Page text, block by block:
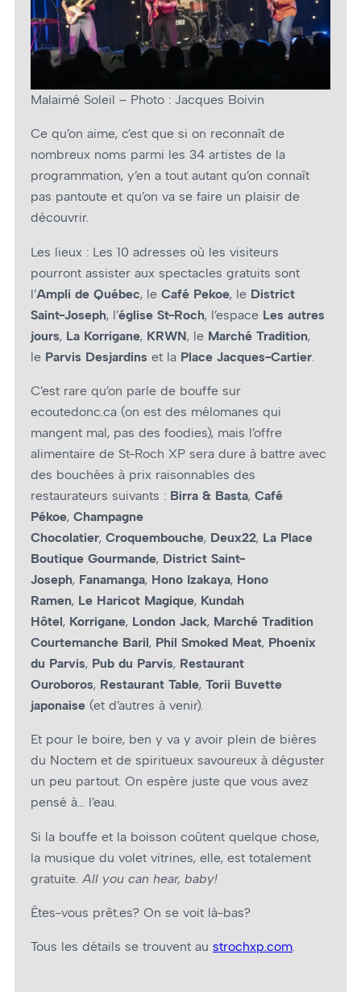
Malaimé Soleil – Photo : Jacques Boivin
Ce qu’on aime, c’est que si on reconnaît de
nombreux noms parmi les 34 artistes de la
programmation, y’en a tout autant qu’on connaît
pas pantoute et qu’on va se faire un plaisir de
découvrir.
Les lieux : Les 10 adresses où les visiteurs
pourront assister aux spectacles gratuits sont
l’Ampli de Québec, le Café Pekoe, le District
Saint-Joseph, l’église St-Roch, l’espace Les autres
jours, La Korrigane, KRWN, le Marché Tradition,
le Parvis Desjardins et la Place Jacques-Cartier
C’est rare qu’on parle de bouffe sur
ecoutedonc.ca (on est des mélomanes qui
mangent mal, pas des foodies), mais l’offre
alimentaire de St-Roch XP sera dure à battre avec
des bouchées à prix raisonnables des
restaurateurs suivants : Birra & Basta, Café
Pékoe, Champagne
Chocolatier, Croquembouche, Deux22, La Place
Boutique Gourmande, District Saint-
Joseph, Fanamanga, Hono Izakaya, Hono
Ramen, Le Haricot Magique, Kundah
Hôtel, Korrigane, London Jack, Marché Tradition
Courtemanche Baril, Phil Smoked Meat, Phoenix
du Parvis, Pub du Parvis, Restaurant
Ouroboros, Restaurant Table, Torii Buvette
japonaise (et d’autres à venir).
Et pour le boire, ben y va y avoir plein de bières
du Noctem et de spiritueux savoureux à déguster
un peu partout. On espère juste que vous avez
pensé à… l’eau.
Si la bouffe et la boisson coûtent quelque chose,
la musique du volet vitrines, elle, est totalement
gratuite. All you can hear, baby!
Êtes-vous prêt.es? On se voit là-bas?
Tous les détails se trouvent au strochxp.com.